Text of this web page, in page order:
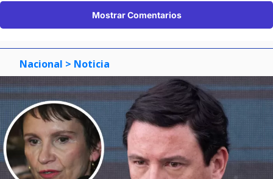
Mostrar Comentarios
Nacional > Noticia